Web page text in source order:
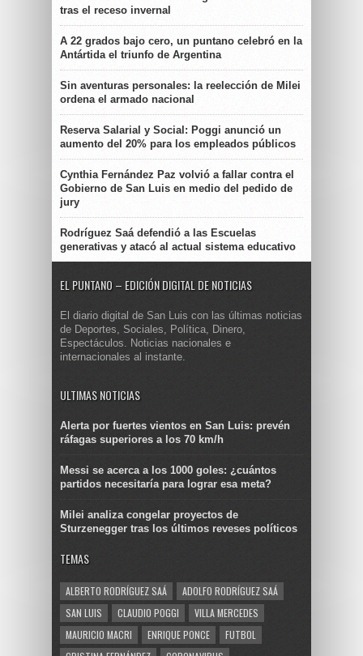
tras el receso invernal
A 22 grados bajo cero, un puntano celebró en la
Antártida el triunfo de Argentina
Sin aventuras personales: la reelección de Milei
ordena el armado nacional
Reserva Salarial y Social: Poggi anunció un
aumento del 20% para los empleados públicos
Cynthia Fernández Paz volvió a fallar contra el
Gobierno de San Luis en medio del pedido de
jury
Rodríguez Saá defendió a las Escuelas
generativas y atacó al actual sistema educativo
EL PUNTANO – EDICIÓN DIGITAL DE NOTICIAS
El diario digital de San Luis con las últimas noticias
de Deportes, Sociales, Política, Dinero,
Espectáculos. Noticias nacionales e
internacionales al instante.
ULTIMAS NOTICIAS
Alerta por fuertes vientos en San Luis: prevén
ráfagas superiores a los 70 km/h
Messi se acerca a los 1000 goles: ¿cuántos
partidos necesitaría para lograr esa meta?
Milei analiza congelar proyectos de
Sturzenegger tras los últimos reveses políticos
TEMAS
ALBERTO RODRÍGUEZ SAÁ
ADOLFO RODRÍGUEZ SAÁ
SAN LUIS
CLAUDIO POGGI
VILLA MERCEDES
MAURICIO MACRI
ENRIQUE PONCE
FUTBOL